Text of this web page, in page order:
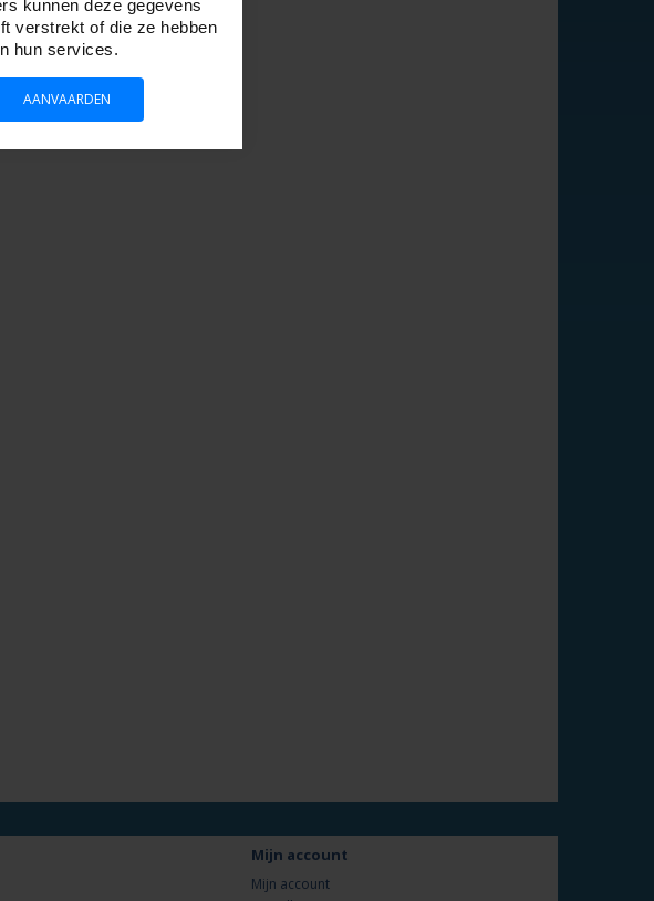
Mijn account
Mijn account
kunnen deze gegevens
verstrekt of die ze hebben
hun services.
AANVAARDEN